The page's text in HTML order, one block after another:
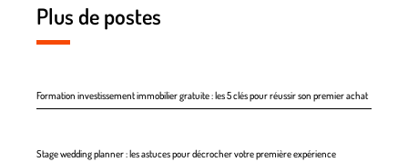
Plus de postes
Formation investissement immobilier gratuite : les 5 clés pour réussir son premier achat
Stage wedding planner : les astuces pour décrocher votre première expérience